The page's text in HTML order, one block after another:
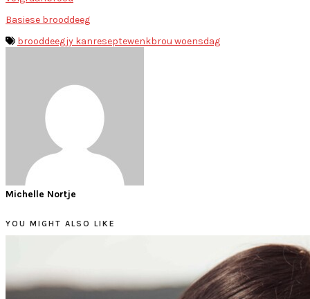
Basiese brooddeeg
brooddeegjy kanreseptewenkbrou woensdag
Michelle Nortje
YOU MIGHT ALSO LIKE